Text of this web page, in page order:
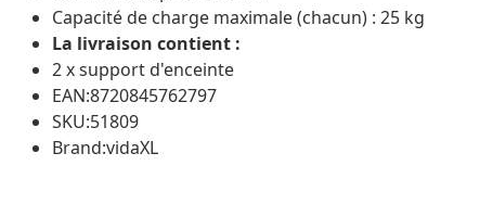
Capacité de charge maximale (chacun) : 25 kg
La livraison contient :
2 x support d'enceinte
EAN:8720845762797
SKU:51809
Brand:vidaXL